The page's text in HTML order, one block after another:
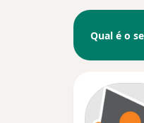
Qual é o